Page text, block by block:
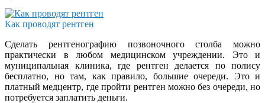
Как проводят рентген
Сделать рентгенографию позвоночного столба можно
практически в любом медицинском учреждении. Это и
муниципальная клиника, где рентген делается по полису
бесплатно, но там, как правило, большие очереди. Это и
платный медцентр, где пройти рентген можно без очереди, но
потребуется заплатить деньги.